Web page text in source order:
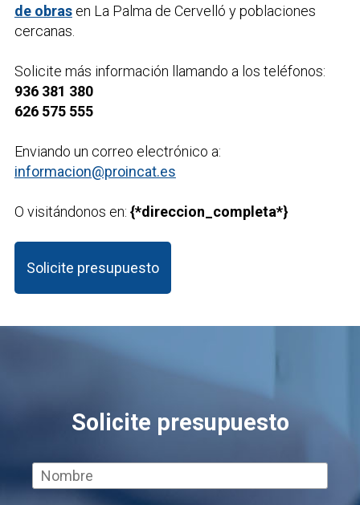
de obrasen La Palma de Cervelló y poblaciones
cercanas.
Solicite más información llamando a los teléfonos:
936 381 380
626 575 555
Enviando un correo electrónico a:
informacion@proincat.es
O visitándonos en: {*direccion_completa*}
Solicite presupuesto
Solicite presupuesto